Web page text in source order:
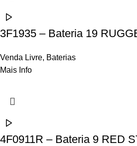
3F1935 – Bateria 19
Venda Livre, Baterias
Mais Info
4F0911R – Bateria 9 RED